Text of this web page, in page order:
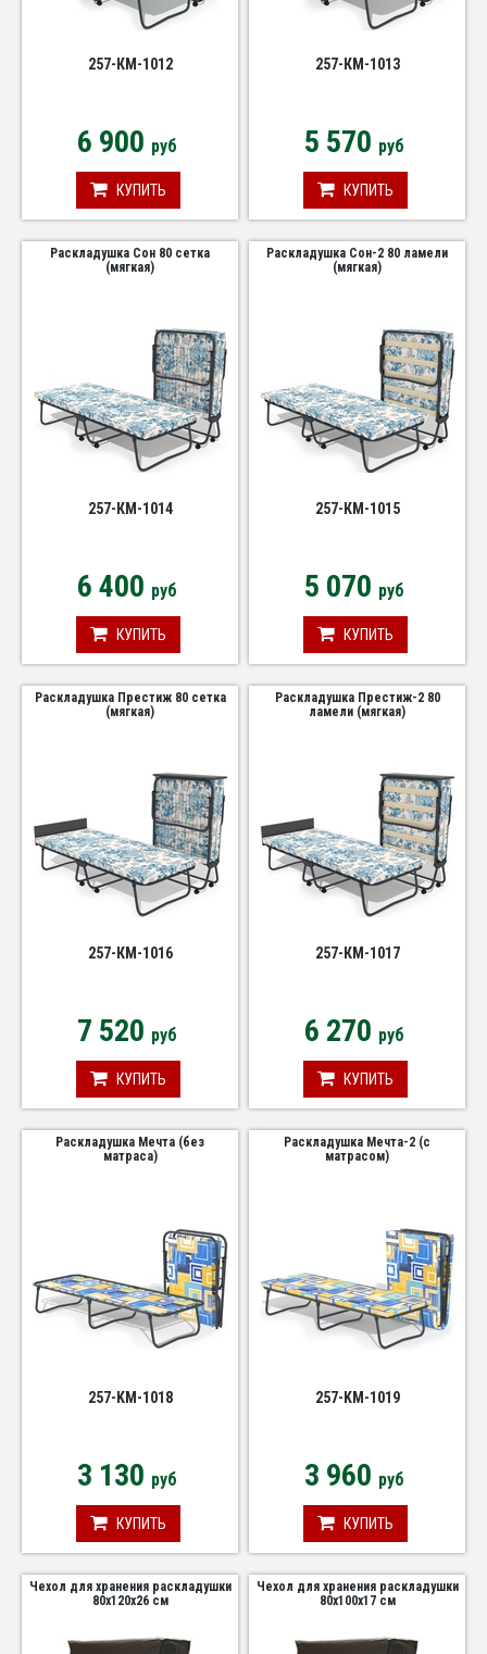
257-КМ-1012
6 900 руб
КУПИТЬ
257-КМ-1013
5 570 руб
КУПИТЬ
Раскладушка Сон 80 сетка
(мягкая)
257-КМ-1014
6 400 руб
КУПИТЬ
Раскладушка Сон-2 80 ламели
(мягкая)
257-КМ-1015
5 070 руб
КУПИТЬ
Раскладушка Престиж 80 сетка
(мягкая)
257-КМ-1016
7 520 руб
КУПИТЬ
Раскладушка Престиж-2 80
ламели (мягкая)
257-КМ-1017
6 270 руб
КУПИТЬ
Раскладушка Мечта (без
матраса)
257-KM-1018
3 130 руб
КУПИТЬ
Раскладушка Мечта-2 (с
матрасом)
257-KM-1019
3 960 руб
КУПИТЬ
Чехол для хранения раскладушки
80х120х26 см
Чехол для хранения раскладушки
80х100х17 см